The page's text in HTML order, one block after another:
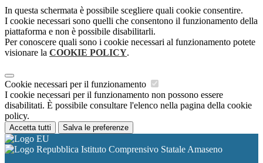
In questa schermata è possibile scegliere quali cookie consentire.
I cookie necessari sono quelli che consentono il funzionamento della
piattaforma e non è possibile disabilitarli.
Per conoscere quali sono i cookie necessari al funzionamento potete
visionare la COOKIE POLICY.
Cookie necessari per il funzionamento
I cookie necessari per il funzionamento non possono essere
disabilitati. È possibile consultare l'elenco nella pagina della cookie
policy.
Accetta tutti Salva le preferenze
Istituto Comprensivo Statale Amaseno